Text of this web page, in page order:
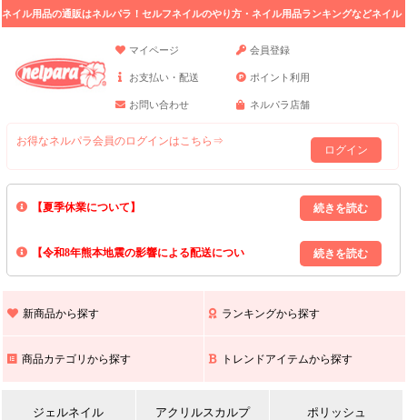
ネイル用品の通販はネルパラ！セルフネイルのやり方・ネイル用品ランキングなどネイル
マイページ
会員登録
お支払い・配送 ポイント利用
お問い合わせ ネルパラ店舗
お得なネルパラ会員のログインはこちら⇒
ログイン
【夏季休業について】
8/13(木)～8/16(日)の間｢出荷業務・お問い合わせ業務｣はお休みいたしま
上記期間中のご注文・お問い合わせは8/17(月)以降の対応となりますので
【令和8年熊本地震の影響による配送につい
また､ 九州全域でお荷物のお届けに遅延が生じております｡
新商品から探す ランキングから探す
商品カテゴリから探す トレンドアイテムから探す
ジェルネイル アクリルスカルプ ポリッシュ